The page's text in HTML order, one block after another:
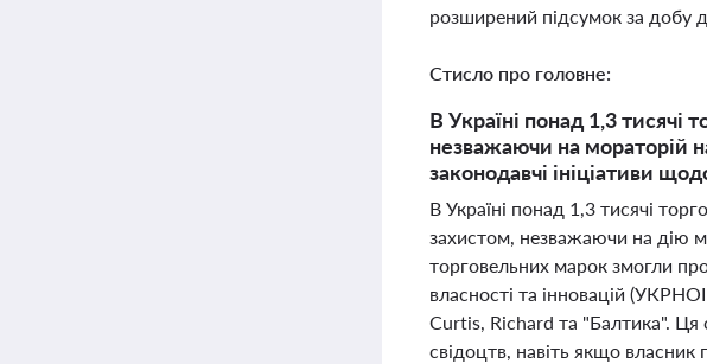
розширений підсумок за добу
Стисло про головне:
В Україні понад 1,3 тисячі
незважаючи на мораторій
законодавчі ініціативи
В Україні понад 1,3 тисячі
захистом, незважаючи на дію
торговельних марок змогли
власності та інновацій
Curtis, Richard та "Балтика". Ця
свідоцтв, навіть якщо власник